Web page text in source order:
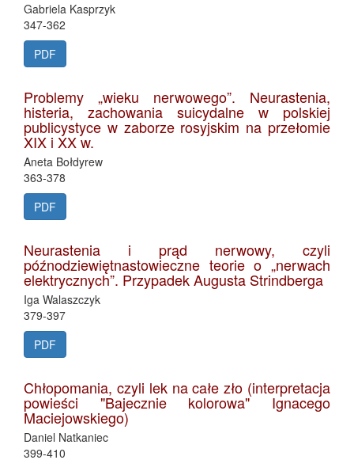
Gabriela Kasprzyk
347-362
PDF
Problemy „wieku nerwowego”. Neurastenia,
histeria, zachowania suicydalne w polskiej
publicystyce w zaborze rosyjskim na przełomie
XIX i XX w.
Aneta Bołdyrew
363-378
PDF
Neurastenia i prąd nerwowy, czyli
późnodziewiętnastowieczne teorie o „nerwach
elektrycznych”. Przypadek Augusta Strindberga
Iga Walaszczyk
379-397
PDF
Chłopomania, czyli lek na całe zło (interpretacja
powieści "Bajecznie kolorowa" Ignacego
Maciejowskiego)
Daniel Natkaniec
399-410